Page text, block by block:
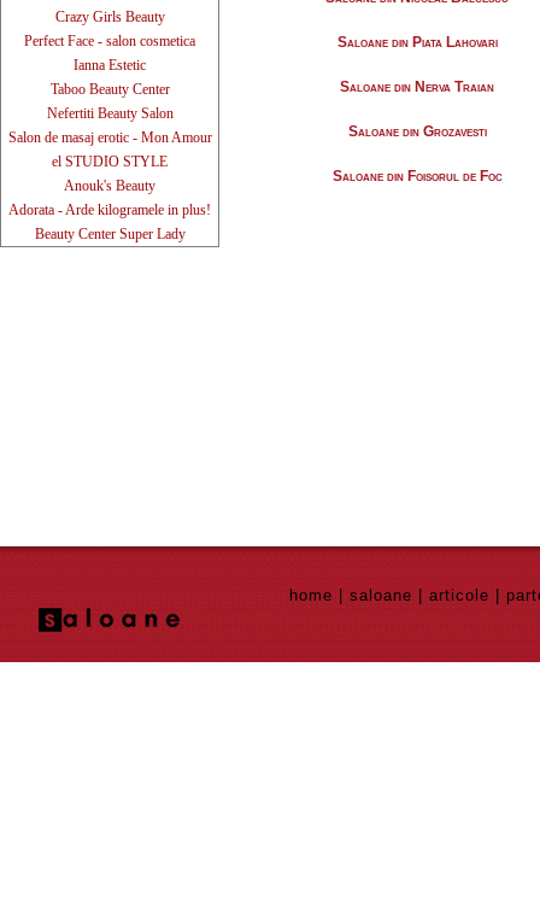
Crazy Girls Beauty
Perfect Face - salon cosmetica
Ianna Estetic
Taboo Beauty Center
Nefertiti Beauty Salon
Salon de masaj erotic - Mon Amour
el STUDIO STYLE
Anouk's Beauty
Adorata - Arde kilogramele in plus!
Beauty Center Super Lady
Saloane din Piata Lahovari
Saloane din Nerva Traian
Saloane din Grozavesti
Saloane din Foisorul de Foc
home saloane articole